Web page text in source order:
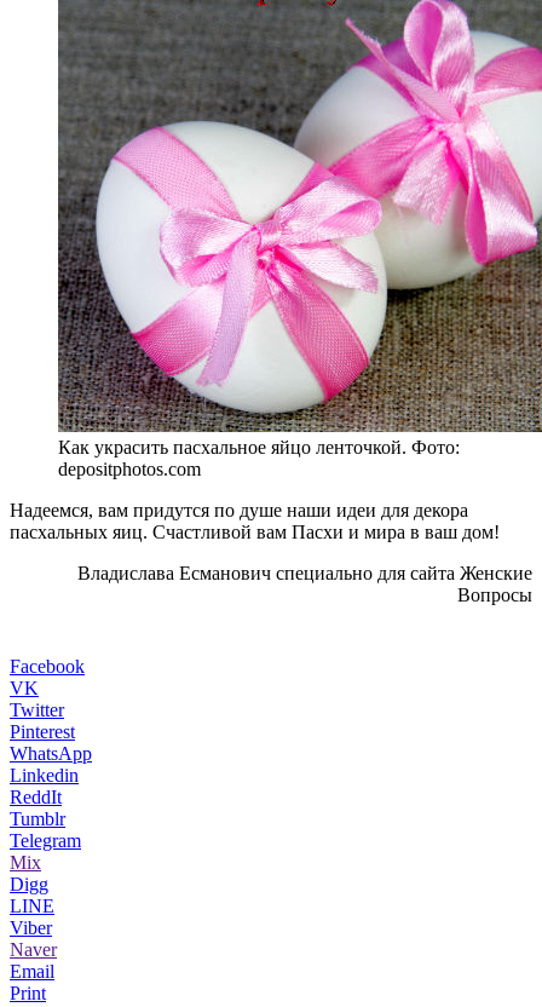
Как украсить пасхальное яйцо ленточкой. Фото:
depositphotos.com
Надеемся, вам придутся по душе наши идеи для декора
пасхальных яиц. Счастливой вам Пасхи и мира в ваш дом!
Владислава Есманович специально для сайта Женские
Вопросы
Facebook
VK
Twitter
Pinterest
WhatsApp
Linkedin
ReddIt
Tumblr
Telegram
Mix
Digg
LINE
Viber
Naver
Email
Print